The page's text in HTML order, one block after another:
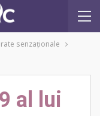
senzaţionale
al lui